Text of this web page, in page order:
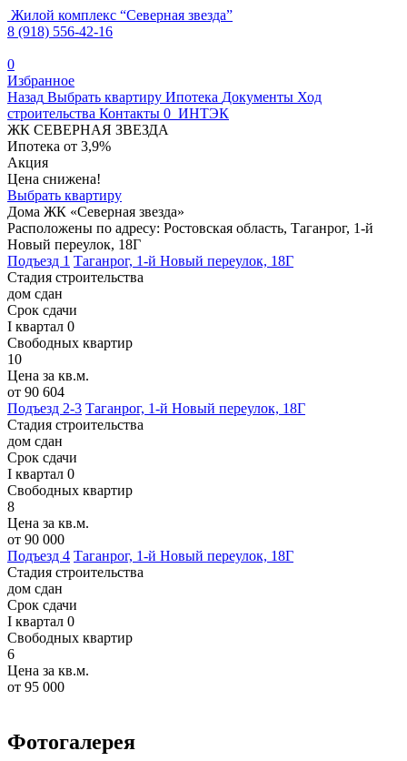
Жилой комплекс “Северная звезда”
8 (918) 556-42-16
0
Избранное
Назад Выбрать квартиру Ипотека Документы Ход
строительства Контакты 0 ИНТЭК
ЖК СЕВЕРНАЯ ЗВЕЗДА
Ипотека от 3,9%
Акция
Цена снижена!
Выбрать квартиру
Дома ЖК «Северная звезда»
Расположены по адресу: Ростовская область, Таганрог, 1-й
Новый переулок, 18Г
Подъезд 1 Таганрог, 1-й Новый переулок, 18Г
Стадия строительства
дом сдан
Срок сдачи
I квартал 0
Свободных квартир
10
Цена за кв.м.
от 90 604
Подъезд 2-3 Таганрог, 1-й Новый переулок, 18Г
Стадия строительства
дом сдан
Срок сдачи
I квартал 0
Свободных квартир
8
Цена за кв.м.
от 90 000
Подъезд 4 Таганрог, 1-й Новый переулок, 18Г
Стадия строительства
дом сдан
Срок сдачи
I квартал 0
Свободных квартир
6
Цена за кв.м.
от 95 000
Фотогалерея